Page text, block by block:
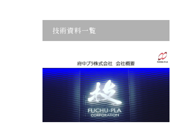
設計変更による高
技術資料一覧